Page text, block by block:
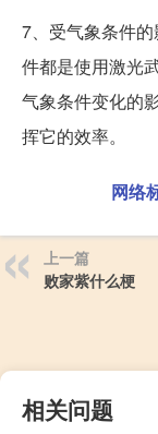
7、受气象条件
件都是使用激光
气象条件变化的
挥它的效率。
网络
上一篇
败家紫什么梗
相关问题